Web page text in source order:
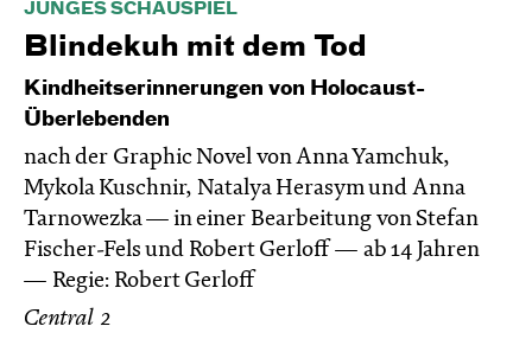
JUNGES SCHAUSPIEL
Blinde­kuh mit dem Tod
Kindheitserinnerungen von Holocaust-
Überlebenden
nach der Graphic Novel von Anna Yamchuk,
Mykola Kuschnir, Natalya Herasym und Anna
Tarnowezka — in einer Bearbeitung von Stefan
Fischer-Fels und Robert Gerloff
ab 14 Jahren
Regie: Robert Gerloff
Central 2